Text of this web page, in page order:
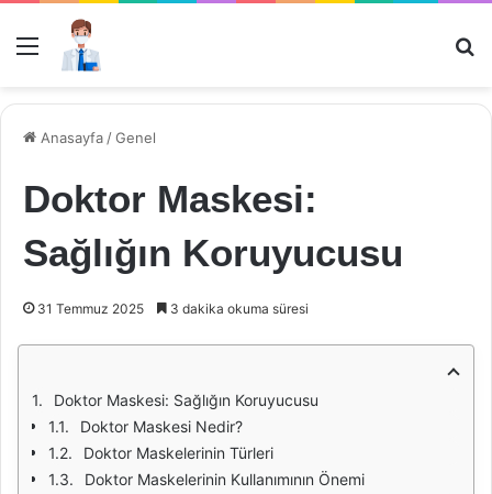
Menü
Anasayfa /Genel
Doktor Maskesi:
Sağlığın Koruyucusu
31 Temmuz 2025 3 dakika okuma süresi
Doktor Maskesi: Sağlığın Koruyucusu
Doktor Maskesi Nedir?
Doktor Maskelerinin Türleri
Doktor Maskelerinin Kullanımının Önemi